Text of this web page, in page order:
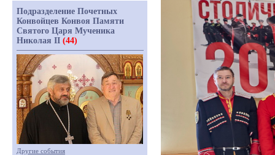
Подразделение Почетных
Конвойцев Конвоя Памяти
Святого Царя Мученика
Николая II (44)
Другие события